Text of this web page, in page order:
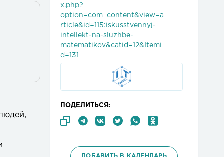
x.php?
option=com_content&view=a
rticle&id=115:iskusstvennyj-
intellekt-na-sluzhbe-
matematikov&catid=12&Itemi
d=131
ПОДЕЛИТЬСЯ: